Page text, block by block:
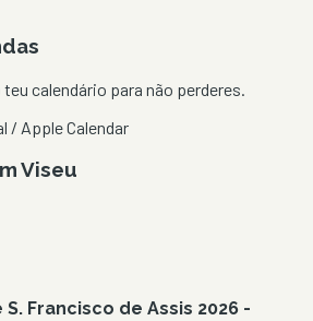
calendário para não perderes.
/ Apple Calendar
Viseu
Francisco de Assis 2026 -